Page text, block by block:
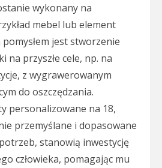
wykonany na
mebel lub element
jest stworzenie
na przyszłe cele, np. na
z wygrawerowanym
do oszczędzania.
personalizowane na 18,
przemyślane i dopasowane
stanowią inwestycję
człowieka, pomagając mu